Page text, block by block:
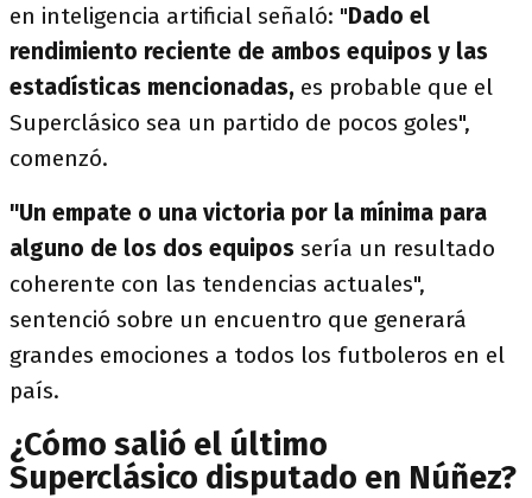
en inteligencia artificial señaló: "Dado el
rendimiento reciente de ambos equipos y las
estadísticas mencionadas, es probable que el
Superclásico sea un partido de pocos goles",
comenzó.
"Un empate o una victoria por la mínima para
alguno de los dos equipos sería un resultado
coherente con las tendencias actuales",
sentenció sobre un encuentro que generará
grandes emociones a todos los futboleros en el
país.
¿Cómo salió el último
Superclásico disputado en Núñez?